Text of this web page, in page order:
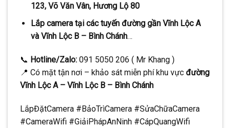
123, Võ Văn Vân, Hương Lộ 80
Lắp camera tại các tuyến đường gần Vĩnh Lộc A
và Vĩnh Lộc B – Bình Chánh…
📞 Hotline/Zalo: 091 5050 206 ( Mr Khang )
📍 Có mặt tận nơi – khảo sát miễn phí khu vực đường
Vĩnh Lộc A – Vĩnh Lộc B – Bình Chánh
LắpĐặtCamera #BảoTrìCamera #SửaChữaCamera
#CameraWifi #GiảiPhápAnNinh #CápQuangWifi